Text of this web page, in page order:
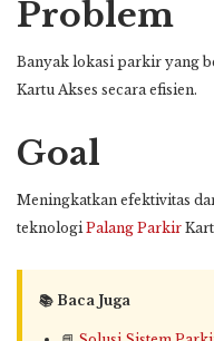
Problem
Banyak lokasi parkir yang
Kartu Akses secara efisien.
Goal
Meningkatkan efektivitas
teknologiPalang Parkir
📚 Baca Juga